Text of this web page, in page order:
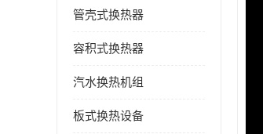
管壳式换热器
容积式换热器
汽水换热机组
板式换热设备